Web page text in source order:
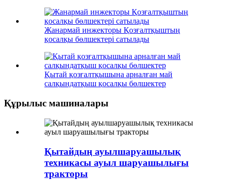
Жанармай инжекторы Қозғалтқыштың
қосалқы бөлшектері сатылады
Қытай қозғалтқышына арналған май
салқындатқыш қосалқы бөлшектер
Құрылыс машиналары
Қытайдың ауылшаруашылық
техникасы ауыл шаруашылығы
тракторы